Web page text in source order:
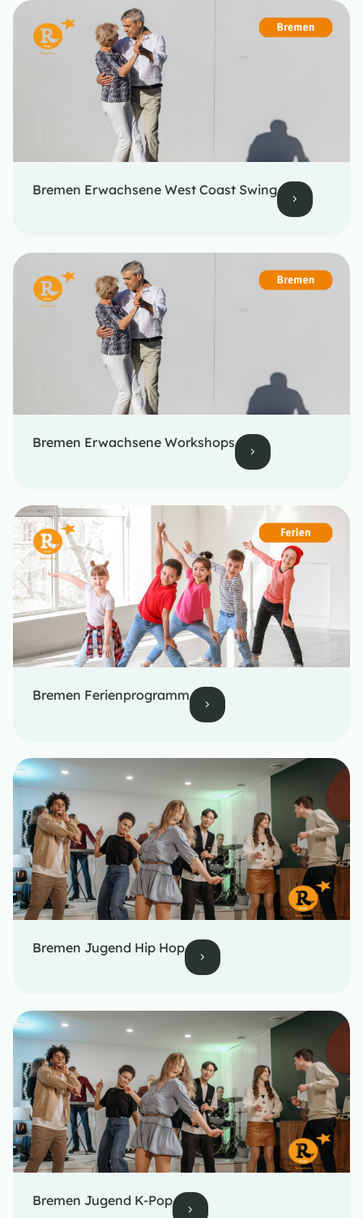
Bremen Erwachsene West Coast Swing
Bremen Erwachsene Workshops
Bremen Ferienprogramm
Bremen Jugend Hip Hop
Bremen Jugend K-Pop